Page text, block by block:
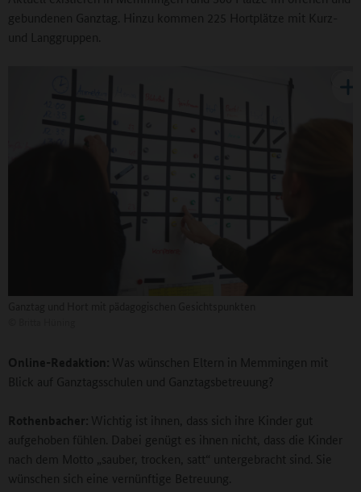
gebundenen Ganztag. Hinzu kommen 225 Hortplätze mit Kurz-
und Langgruppen.
Online-Redaktion: Was wünschen Eltern in Memmingen mit
Blick auf Ganztagsschulen und Ganztagsbetreuung?
Rothenbacher: Wichtig ist ihnen, dass sich ihre Kinder gut
aufgehoben fühlen. Dabei genügt es ihnen nicht, dass die Kinder
nach dem Motto „sauber, trocken, satt“ untergebracht sind. Sie
wünschen sich eine vernünftige Betreuung.